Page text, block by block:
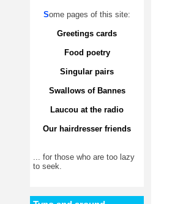
Some pages of this site:
Greetings cards
Food poetry
Singular pairs
Swallows of Bannes
Laucou at the radio
Our hairdresser friends
... for those who are too lazy
to seek.